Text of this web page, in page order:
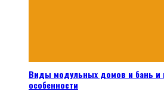
Виды модульных домов и бань и
особенности